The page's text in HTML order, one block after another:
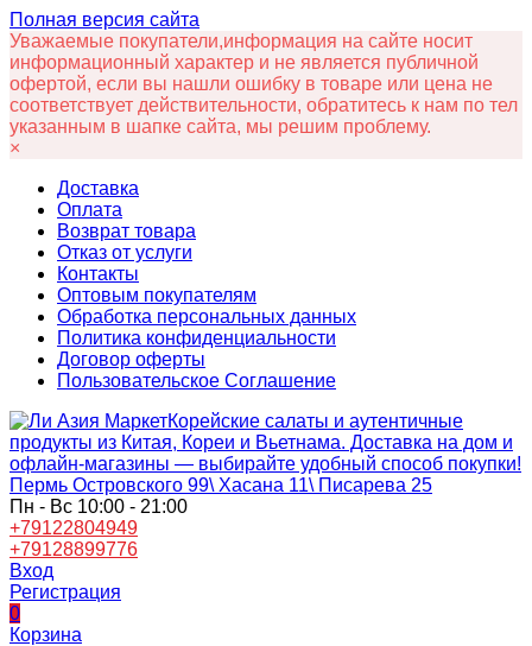
Полная версия сайта
Уважаемые покупатели,информация на сайте носит
информационный характер и не является публичной
офертой, если вы нашли ошибку в товаре или цена не
соответствует действительности, обратитесь к нам по тел
указанным в шапке сайта, мы решим проблему.
×
Доставка
Оплата
Возврат товара
Отказ от услуги
Контакты
Оптовым покупателям
Обработка персональных данных
Политика конфиденциальности
Договор оферты
Пользовательское Соглашение
Корейские салаты и аутентичные
продукты из Китая, Кореи и Вьетнама. Доставка на дом и
офлайн‑магазины — выбирайте удобный способ покупки!
Пермь Островского 99\ Хасана 11\ Писарева 25
Пн - Вс 10:00 - 21:00
+79122804949
+79128899776
Вход
Регистрация
0
Корзина